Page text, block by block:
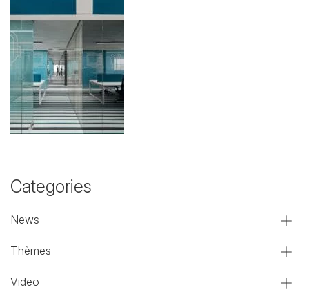
Categories
News
Thèmes
Video